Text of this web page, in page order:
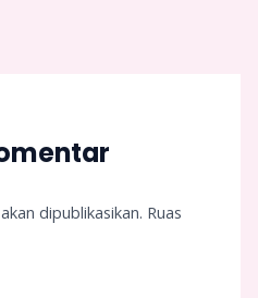
dipublikasikan. Ruas